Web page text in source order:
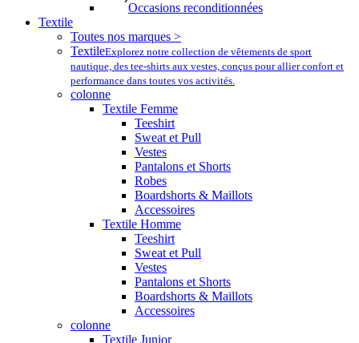
Occasions reconditionnées
Textile
Toutes nos marques >
TextileExplorez notre collection de vêtements de sport
nautique, des tee-shirts aux vestes, conçus pour allier confort et
performance dans toutes vos activités.
colonne
Textile Femme
Teeshirt
Sweat et Pull
Vestes
Pantalons et Shorts
Robes
Boardshorts & Maillots
Accessoires
Textile Homme
Teeshirt
Sweat et Pull
Vestes
Pantalons et Shorts
Boardshorts & Maillots
Accessoires
colonne
Textile Junior